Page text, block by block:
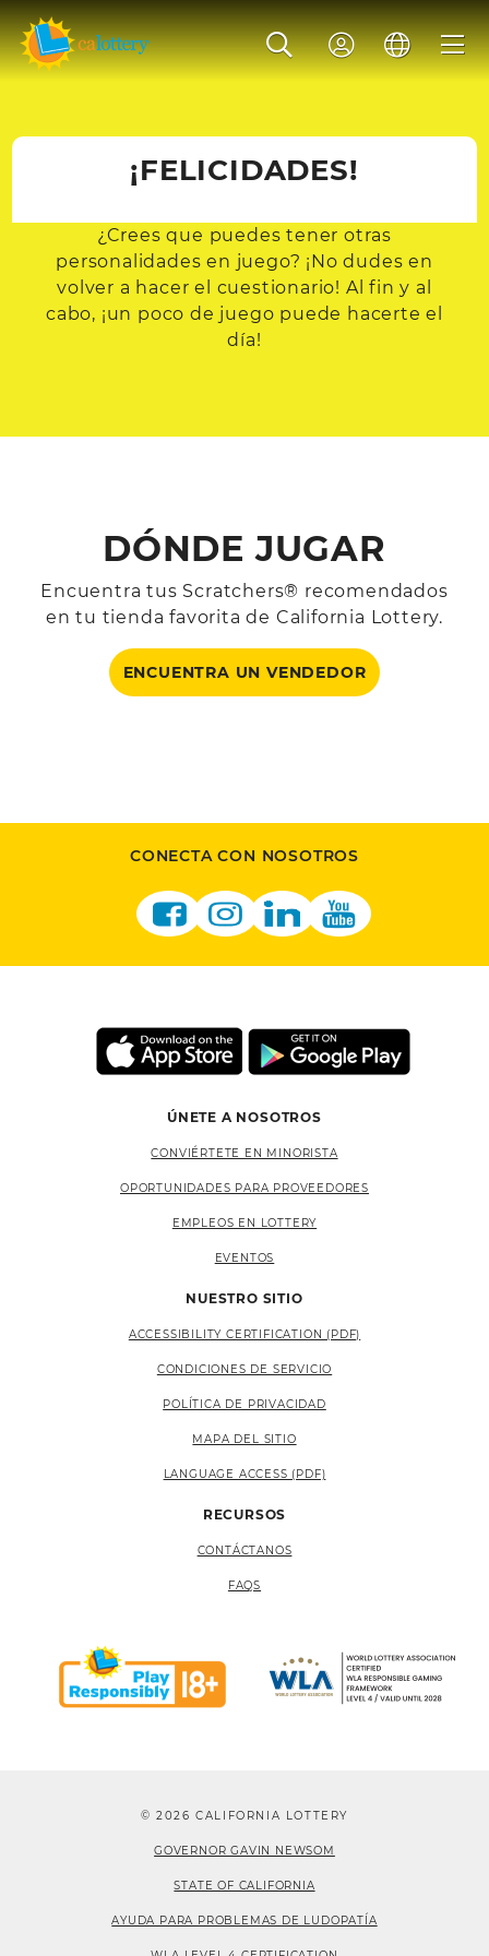
¡FELICIDADES!
¿Crees que puedes tener otras
personalidades en juego? ¡No dudes en
volver a hacer el cuestionario! Al fin y al
cabo, ¡un poco de juego puede hacerte el
día!
DÓNDE JUGAR
Encuentra tus Scratchers® recomendados
en tu tienda favorita de California Lottery.
ENCUENTRA UN VENDEDOR
CONECTA CON NOSOTROS
ÚNETE A NOSOTROS
CONVIÉRTETE EN MINORISTA
OPORTUNIDADES PARA PROVEEDORES
EMPLEOS EN LOTTERY
EVENTOS
NUESTRO SITIO
ACCESSIBILITY CERTIFICATION (PDF)
CONDICIONES DE SERVICIO
POLÍTICA DE PRIVACIDAD
MAPA DEL SITIO
LANGUAGE ACCESS (PDF)
RECURSOS
CONTÁCTANOS
FAQS
© 2026 CALIFORNIA LOTTERY
GOVERNOR GAVIN NEWSOM
STATE OF CALIFORNIA
AYUDA PARA PROBLEMAS DE LUDOPATÍA